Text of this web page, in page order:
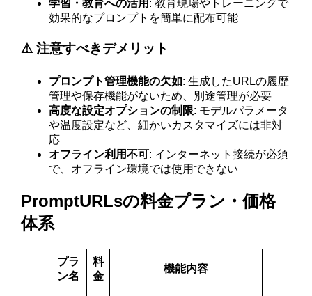
学習・教育への活用 : 教育現場やトレーニングで
効果的なプロンプトを簡単に配布可能
⚠️ 注意すべきデメリット
プロンプト管理機能の欠如: 生成したURLの履歴
管理や保存機能がないため、別途管理が必要
高度な設定オプションの制限: モデルパラメータ
や温度設定など、細かいカスタマイズには非対
応
オフライン利用不可: インターネット接続が必須
で、オフライン環境では使用できない
PromptURLsの料金プラン・価格
体系
プラ
ン名
料
金
機能内容